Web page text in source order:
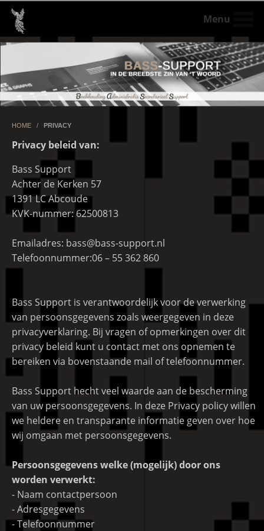
Menu
HOME / PRIVACY
Privacy beleid van:
Bass Support
Achter de Kerken 57
1391 LC Abcoude
KVK-nummer: 62500813
Emailadres: bass@bass-support.nl
Telefoonnummer:06 – 55 362 860
Bass Support is verantwoordelijk voor de verwerking
van persoonsgegevens zoals weergegeven in deze
privacyverklaring. Bij vragen of opmerkingen over dit
privacy beleid kunt u contact met ons opnemen te
bereiken via bovenstaande mail of telefoonnummer.
Bass Support hecht veel waarde aan de bescherming
van uw persoonsgegevens. In deze Privacy policy willen
we heldere en transparante informatie geven over hoe
wij omgaan met persoonsgegevens.
Persoonsgegevens welke (mogelijk) door ons
worden verwerkt:
- Naam contactpersoon
- Adresgegevens
- Telefoonnummer